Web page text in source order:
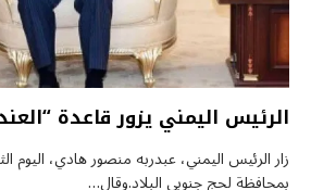
الرئيس اليمني يزور قاعدة
زار الرئيس اليمني، عبدربه منصور هادي، اليوم
بمحافظة لحج جنوبي البلاد.وقال…